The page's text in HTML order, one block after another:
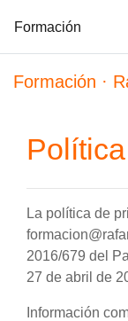
Formación
Formación ·
La política de
2016/679 del
27 de abril de
Información